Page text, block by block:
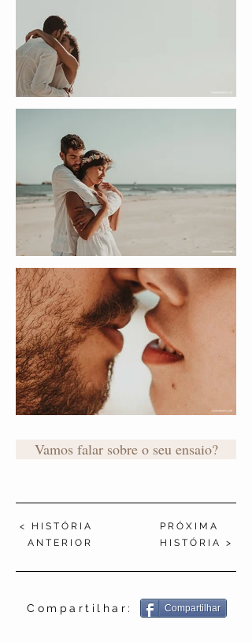
Vamos falar sobre o seu ensaio?
< HISTÓRIA
ANTERIOR
PRÓXIMA
HISTÓRIA >
Compartilhar: Compartilhar